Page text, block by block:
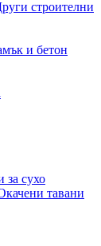
строителни
и бетон
за сухо
тавани